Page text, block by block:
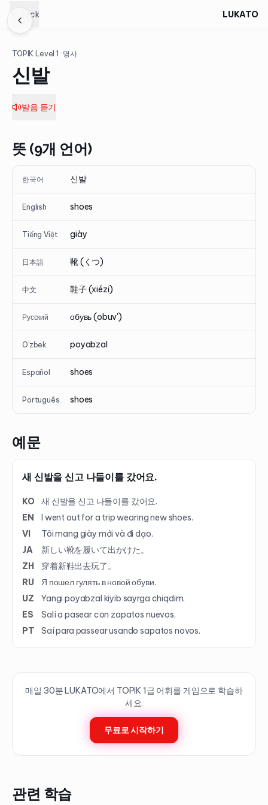
Back LUKATO
TOPIK Level1 · 명사
신발
발음 듣기
뜻 (9개 언어)
한국어 신발
English shoes
Tiếng Việt giày
日本語 靴 (くつ)
中文 鞋子 (xiézi)
Русский обувь (obuv')
O'zbek poyabzal
Español shoes
Português shoes
예문
새 신발을 신고 나들이를 갔어요.
KO
새 신발을 신고 나들이를 갔어요.
EN
I went out for a trip wearing new shoes.
VI
Tôi mang giày mới và đi dạo.
JA
新しい靴を履いて出かけた。
ZH
穿着新鞋出去玩了。
RU
Я пошел гулять в новой обуви.
UZ
Yangi poyabzal kiyib sayrga chiqdim.
ES
Salí a pasear con zapatos nuevos.
PT
Saí para passear usando sapatos novos.
매일 30분 LUKATO에서 TOPIK 1급 어휘를 게임으로 학습하
세요.
무료로 시작하기
관련 학습